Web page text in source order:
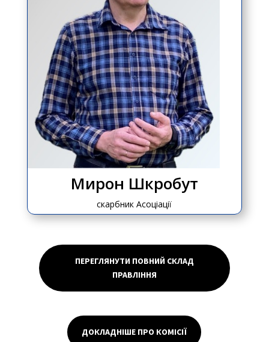
Мирон Шкробут
скарбник Асоціації
ПЕРЕГЛЯНУТИ ПОВНИЙ СКЛАД
ПРАВЛІННЯ
ДОКЛАДНІШЕ ПРО КОМІСІЇ